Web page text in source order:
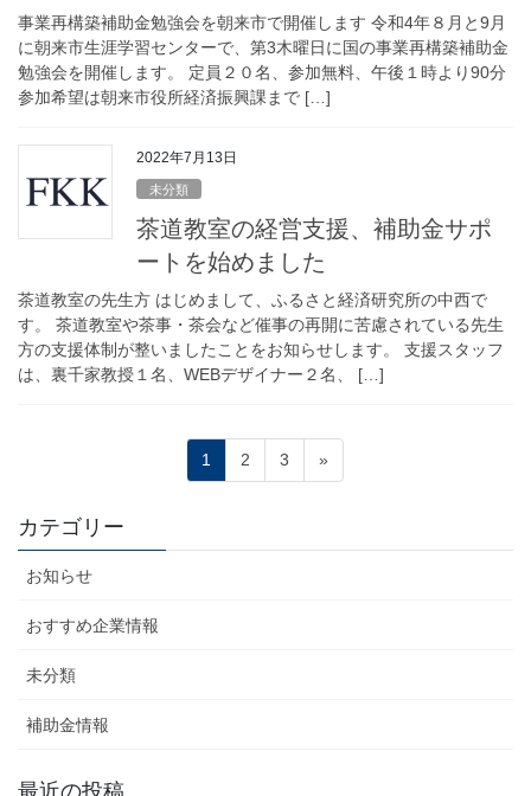
事業再構築補助金勉強会を朝来市で開催します 令和4年８月と9月
に朝来市生涯学習センターで、第3木曜日に国の事業再構築補助金
勉強会を開催します。 定員２０名、参加無料、午後１時より90分
参加希望は朝来市役所経済振興課まで […]
2022年7月13日
未分類
茶道教室の経営支援、補助金サポ
ートを始めました
茶道教室の先生方 はじめまして、ふるさと経済研究所の中西で
す。 茶道教室や茶事・茶会など催事の再開に苦慮されている先生
方の支援体制が整いましたことをお知らせします。 支援スタッフ
は、裏千家教授１名、WEBデザイナー２名、 […]
の
ペ
ー
ジ
送
固
定
1
固
定
2
固
定
3 »
カテゴリー
お知らせ
おすすめ企業情報
未分類
補助金情報
最近の投稿